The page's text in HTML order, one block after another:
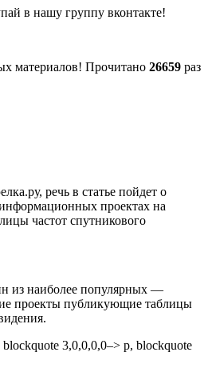
в нашу группу вконтакте!
материалов! Прочитано 26659 раз
речь в статье пойдет о
проектах на
частот спутникового
из наиболее популярных —
проекты публикующие таблицы
3,0,0,0,0–> p, blockquote